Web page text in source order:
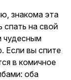
знакома эта
спать на свой
чудесным
Если вы спите
в комичное
оба